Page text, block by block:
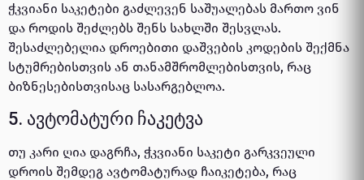
ჭკვიანი საკეტები გაძლევენ საშუალებას მართო ვინ
და როდის შეძლებს შენს სახლში შესვლას.
შესაძლებელია დროებითი დაშვების კოდების შექმნა
სტუმრებისთვის ან თანამშრომლებისთვის, რაც
ბიზნესებისთვისაც სასარგებლოა.
5. ავტომატური ჩაკეტვა
თუ კარი ღია დაგრჩა, ჭკვიანი საკეტი გარკვეული
დროის შემდეგ ავტომატურად ჩაიკეტება, რაც